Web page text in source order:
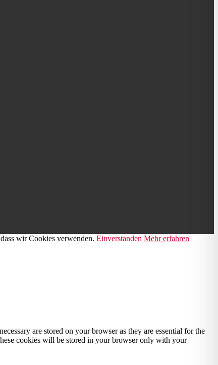
wir Cookies verwenden. Einverstanden Mehr erfahren
are stored on your browser as they are essential for the
cookies will be stored in your browser only with your